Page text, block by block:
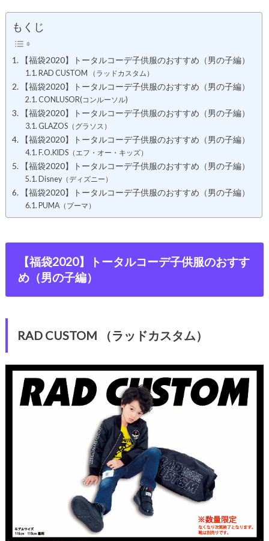
もくじ
【福袋2020】トータルコーデ子供服のおすすめ（男の子編）
RAD CUSTOM （ラッドカスタム）
【福袋2020】トータルコーデ子供服のおすすめ（男の子編）
CONLUSOR(コンルーソル)
【福袋2020】トータルコーデ子供服のおすすめ（男の子編）
GLAZOS（グラソス）
【福袋2020】トータルコーデ子供服のおすすめ（男の子編）
F.O.KIDS（エフ・オー・キッズ）
【福袋2020】トータルコーデ子供服のおすすめ（男の子編）
Disney（ディズニー）
【福袋2020】トータルコーデ子供服のおすすめ（男の子編）
PUMA（プーマ）
【福袋2020】トータルコーデ子供服のおすす
め（男の子編）
RAD CUSTOM （ラッドカスタム）